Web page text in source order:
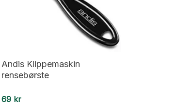
Andis Klippemaskin
rensebørste
69 kr